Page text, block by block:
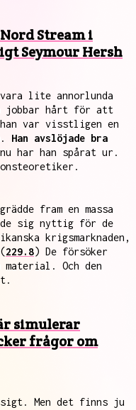
Stream i
Seymour Hersh
vara lite annorlunda
jobbar hårt för att
var visstligen en
Han avslöjade bra
har han spårat ur.
fram en massa
sig nyttig för de
krigsmarknaden,
(229.8) De försöker
Och den
simulerar
frågor om
Men det finns ju